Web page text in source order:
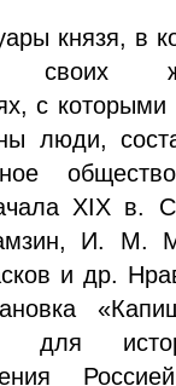
князя, в
своих
с
люди,
XIX в.
И. М.
и др.
для